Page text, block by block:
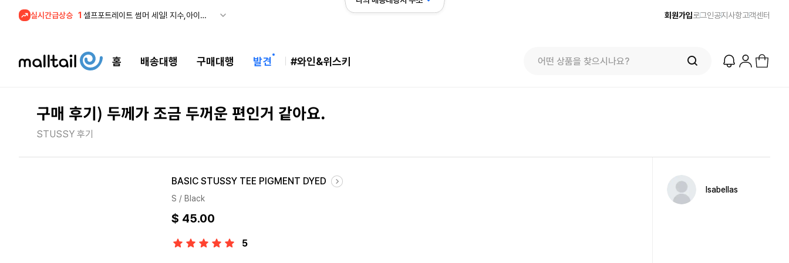
실시간급상승 2
조마샵) 버버리 역대급 특가! 최대 94% 세일
5
회원가입로그인공지사항고객센터
홈 배송대행 구매대행 발견 #와인&위스키
구매 후기) 두께가 조금 두꺼운 편인거 같아요.
STUSSY 후기
BASIC STUSSY TEE PIGMENT DYED
S / Black
$ 45.00
5
Isabellas